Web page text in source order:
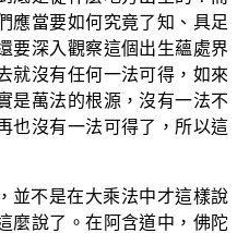
應當要如何究竟了知、具足
要深入觀察這個出生蘊處界
就沒有任何一法可得，如來
是萬法的根源，沒有一法不
也沒有一法可得了，所以這
並不是在大乘法中才這樣說
麼說了。在阿含道中，佛陀